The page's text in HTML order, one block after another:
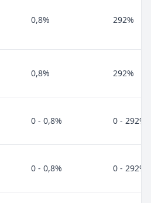
0,8% 292%
0,8% 292%
0 - 0,8% 0 - 292%
0 - 0,8% 0 - 292%